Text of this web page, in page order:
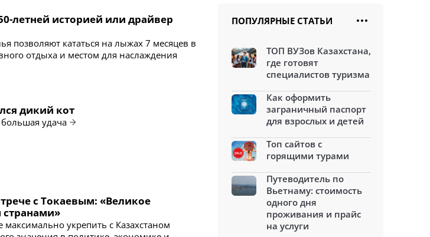
летней историей или драйвер
позволяют кататься на лыжах 7 месяцев в
отдыха и местом для наслаждения
дикий кот
удача
с Токаевым: «Великое
укрепить с Казахстаном
ПОПУЛЯРНЫЕ СТАТЬИ
ТОП ВУЗов Казахстана,
где готовят
специалистов туризма
Как оформить
заграничный паспорт
для взрослых и детей
Топ сайтов с
горящими турами
Путеводитель по
Вьетнаму: стоимость
одного дня
проживания и прайс
на услуги